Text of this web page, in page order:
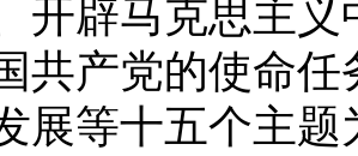
开辟马克思主
共产党的使命
展等十五个主